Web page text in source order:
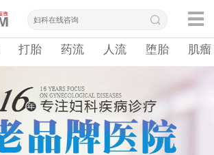
打胎 药流 人流 堕胎 肌瘤